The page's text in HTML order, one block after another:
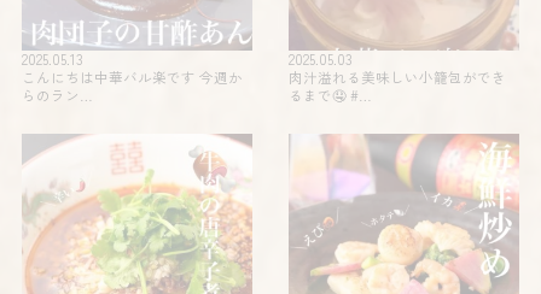
2025.05.13
こんにちは中華バル楽です 今週か
らのラン…
2025.05.03
肉汁溢れる美味しい小籠包ができ
るまで🤤 #…